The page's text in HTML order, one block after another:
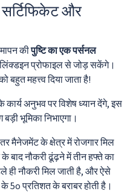
और
कीपुष्टि का एक पर्सनल
प्रोफाइल से जोड़ सकेंगे।
बहुत महत्त्व दिया जाता है!
कार्य अनुभव पर विशेष ध्यान देंगे, इस
भूमिका निभाएगा।
मैनेजमेंट के क्षेत्र में रोजगार मिल
बाद नौकरी ढूंढ़ने में तीन हफ्ते का
नौकरी मिल जाती है, और ऐसे
5o प्रतिशत के बराबर होती है।